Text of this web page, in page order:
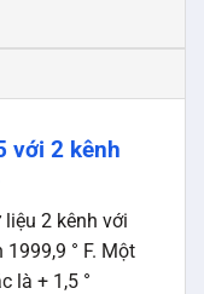
với 2 kênh
2 kênh với
° F. Một
là + 1,5 °